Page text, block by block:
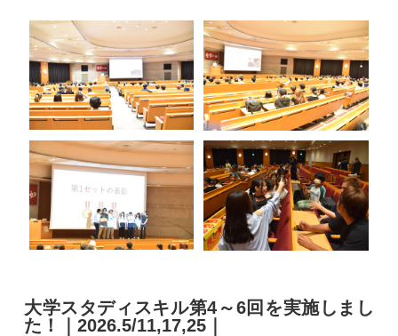
大学スタディスキル第4～6回を実施しまし
た！｜2026.5/11,17,25｜